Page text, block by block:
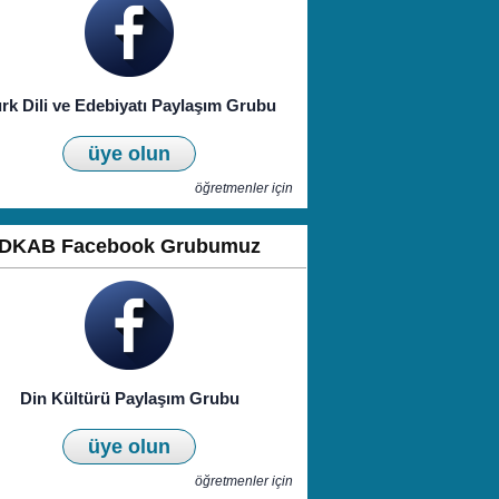
Dili ve Edebiyatı Paylaşım Grubu
üye olun
öğretmenler için
Facebook Grubumuz
Din Kültürü Paylaşım Grubu
üye olun
öğretmenler için